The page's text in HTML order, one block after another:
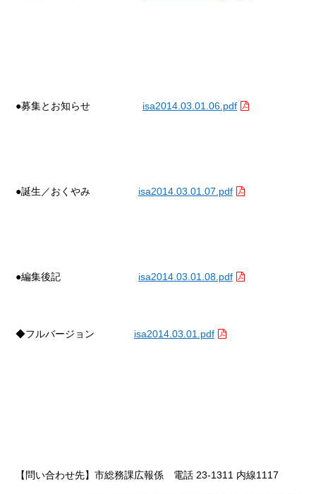
●募集とお知らせ isa2014.03.01.06.pdf
●誕生／ おくやみ isa2014.03.01.07.pdf
●編集後記 isa2014.03.01.08.pdf
◆フルバージョン isa2014.03.01.pdf
【問い合わせ先】市総務課広報係 電話 23-1311 内線1117